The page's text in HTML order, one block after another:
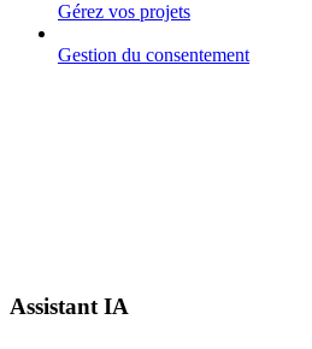
Gérez vos projets
Gestion du consentement
Assistant IA